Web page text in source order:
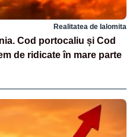
Realitatea de Ialomita
Cod portocaliu și Cod
de ridicate în mare parte